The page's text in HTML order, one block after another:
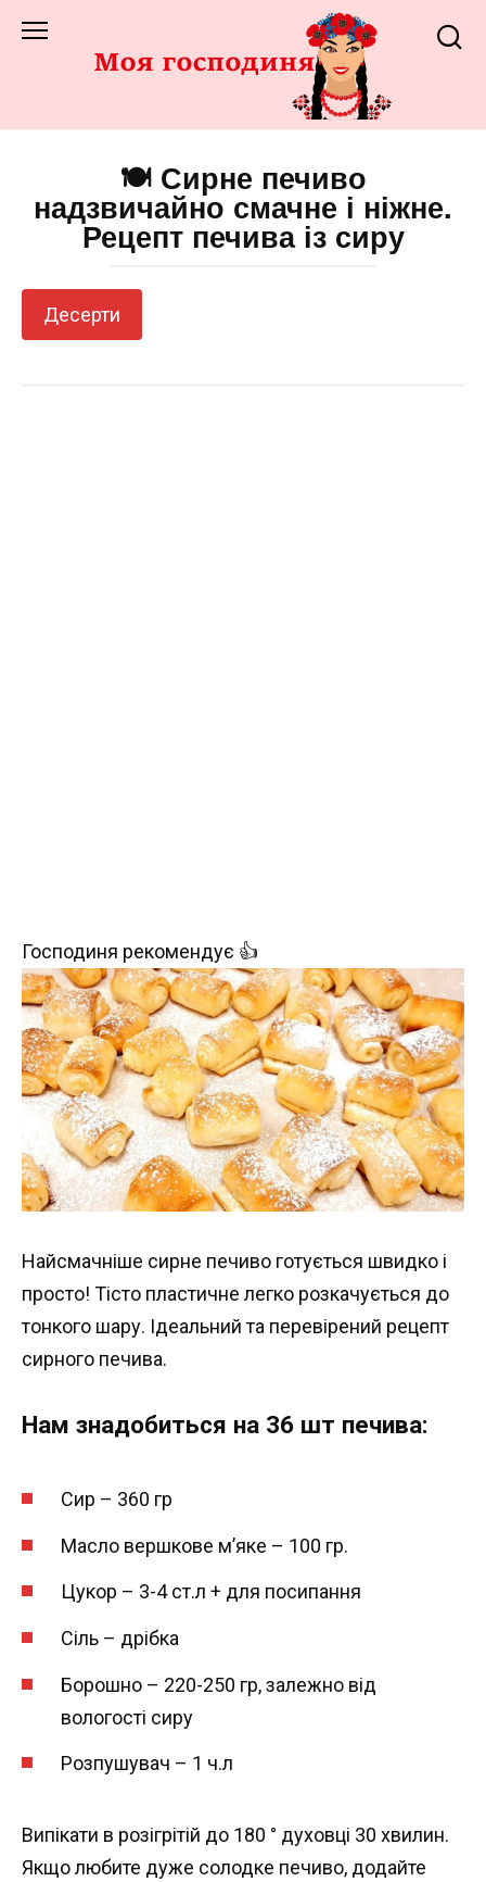
до
🍽️ Сирне печиво
надзвичайно смачне і ніжне.
Рецепт печива із сиру
Десерти
Господиня рекомендує 👍
Найсмачніше сирне печиво готується швидко і
просто! Тісто пластичне легко розкачується до
тонкого шару. Ідеальний та перевірений рецепт
сирного печива.
Нам знадобиться на 36 шт печива:
Сир – 360 гр
Масло вершкове м’яке – 100 гр.
Цукор – 3-4 ст.л + для посипання
Сіль – дрібка
Борошно – 220-250 гр, залежно від
вологості сиру
Розпушувач – 1 ч.л
Випікати в розігрітій до 180 ° духовці 30 хвилин.
Якщо любите дуже солодке печиво, додайте